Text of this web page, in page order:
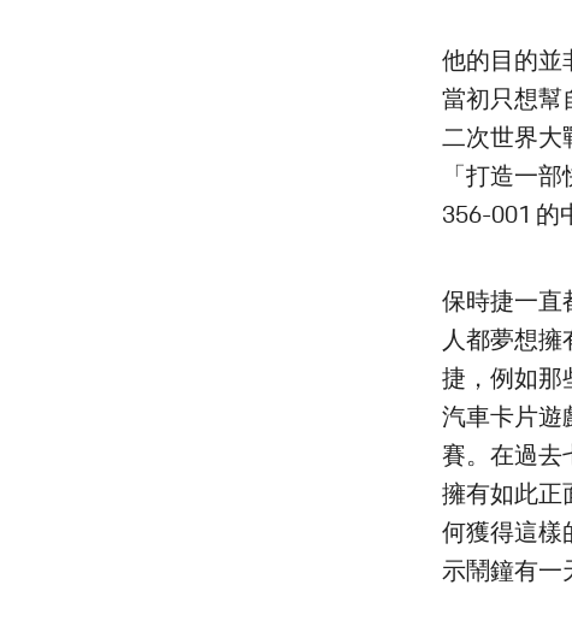
他的目的並
當初只想幫
二次世界大
「打造一
356-001 的
保時捷一直
人都夢想擁
捷，例如那
汽車卡片遊
賽。在過去
擁有如此正
何獲得這樣
示鬧鐘有一